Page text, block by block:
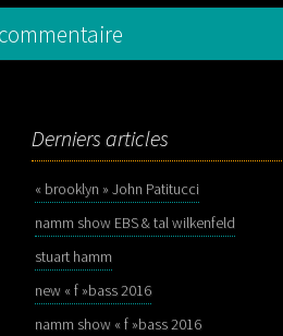
Derniers articles
« brooklyn » John Patitucci
namm show EBS & tal wilkenfeld
stuart hamm
new « f »bass 2016
namm show « f »bass 2016